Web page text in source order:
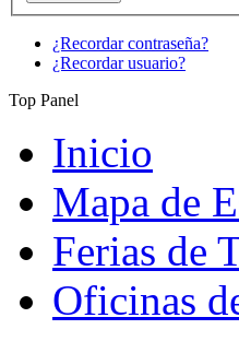
¿Recordar contraseña?
¿Recordar usuario?
Top Panel
Inicio
Mapa de
Ferias de
Oficinas